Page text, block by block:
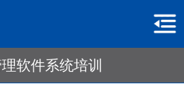
软件系统培训